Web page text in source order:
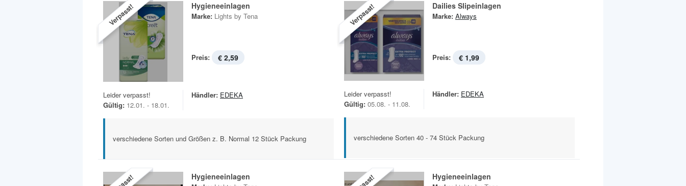
Verpasst! Hygieneeinlagen
Marke: Lights by Tena
Preis: € 2,59
Leider verpasst!
Gültig: 12.01. - 18.01.
Händler: EDEKA
verschiedene Sorten und Größen z. B. Normal 12 Stück Packung
Verpasst! Dailies Slipeinlagen
Marke: Always
Preis: € 1,99
Leider verpasst!
Gültig: 05.08. - 11.08.
Händler: EDEKA
verschiedene Sorten 40 - 74 Stück Packung
Hygieneeinlagen Hygieneeinlagen